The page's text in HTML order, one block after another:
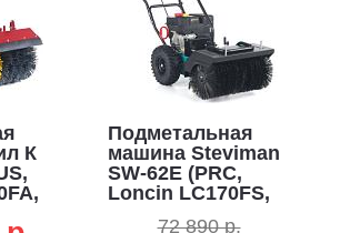
К
Подметальная
машина Steviman
SW-62E (PRC,
Loncin LC170FS,
72 890 р.